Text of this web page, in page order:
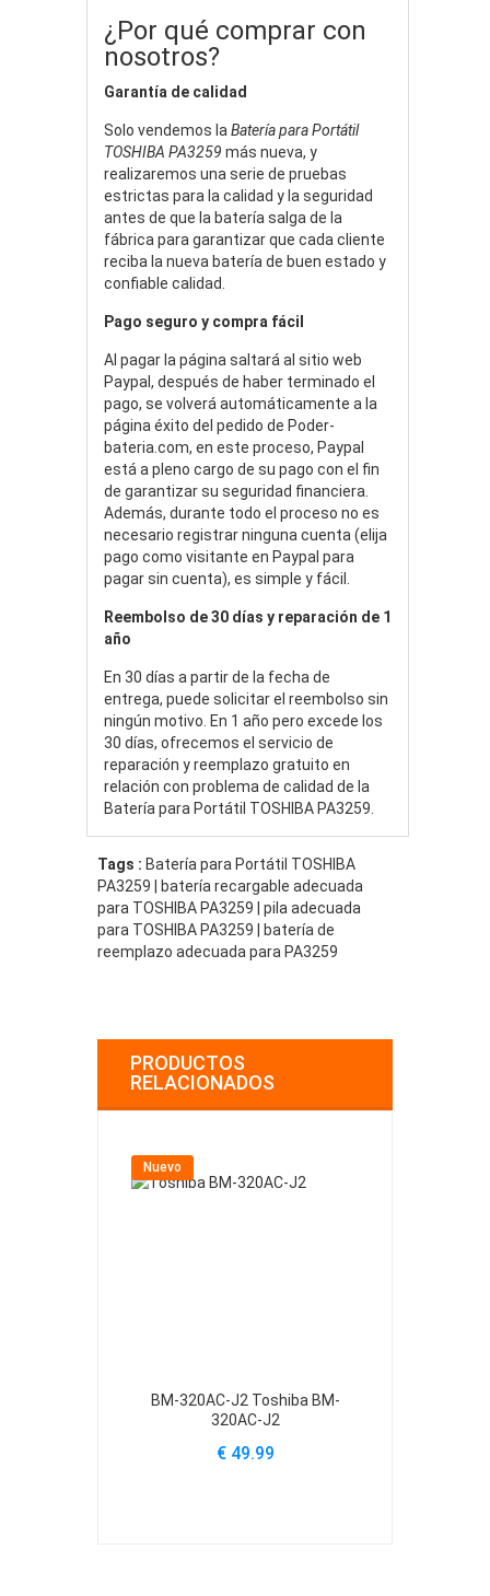
¿Por qué comprar con
nosotros?
Garantía de calidad
Solo vendemos la Batería para Portátil
TOSHIBA PA3259 más nueva, y
realizaremos una serie de pruebas
estrictas para la calidad y la seguridad
antes de que la batería salga de la
fábrica para garantizar que cada cliente
reciba la nueva batería de buen estado y
confiable calidad.
Pago seguro y compra fácil
Al pagar la página saltará al sitio web
Paypal, después de haber terminado el
pago, se volverá automáticamente a la
página éxito del pedido de Poder-
bateria.com, en este proceso, Paypal
está a pleno cargo de su pago con el fin
de garantizar su seguridad financiera.
Además, durante todo el proceso no es
necesario registrar ninguna cuenta (elija
pago como visitante en Paypal para
pagar sin cuenta), es simple y fácil.
Reembolso de 30 días y reparación de 1
año
En 30 días a partir de la fecha de
entrega, puede solicitar el reembolso sin
ningún motivo. En 1 año pero excede los
30 días, ofrecemos el servicio de
reparación y reemplazo gratuito en
relación con problema de calidad de la
Batería para Portátil TOSHIBA PA3259.
Tags : Batería para Portátil TOSHIBA
PA3259 | batería recargable adecuada
para TOSHIBA PA3259 | pila adecuada
para TOSHIBA PA3259 | batería de
reemplazo adecuada para PA3259
PRODUCTOS
RELACIONADOS
Nuevo
BM-320AC-J2 Toshiba BM-
320AC-J2
€ 49.99